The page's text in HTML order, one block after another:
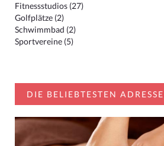
Fitnessstudios (27)
Golfplätze (2)
Schwimmbad (2)
Sportvereine (5)
DIE BELIEBTESTEN